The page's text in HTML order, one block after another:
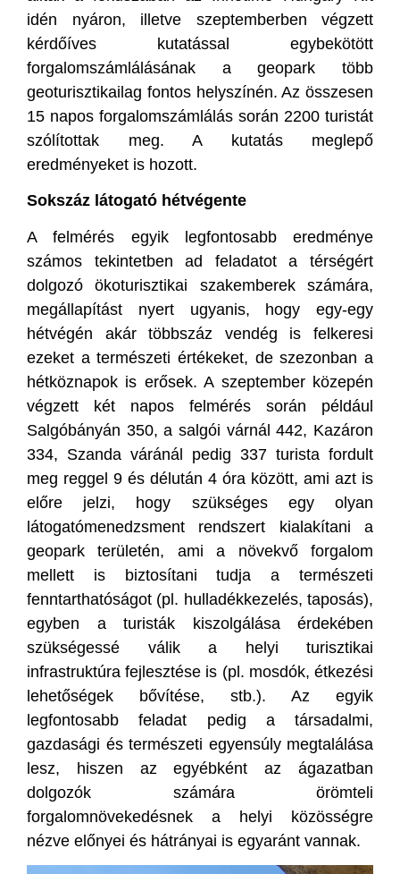
idén nyáron, illetve szeptemberben végzett
kérdőíves kutatással egybekötött
forgalomszámlálásának a geopark több
geoturisztikailag fontos helyszínén. Az összesen
15 napos forgalomszámlálás során 2200 turistát
szólítottak meg. A kutatás meglepő
eredményeket is hozott.
Sokszáz látogató hétvégente
A felmérés egyik legfontosabb eredménye
számos tekintetben ad feladatot a térségért
dolgozó ökoturisztikai szakemberek számára,
megállapítást nyert ugyanis, hogy egy-egy
hétvégén akár többszáz vendég is felkeresi
ezeket a természeti értékeket, de szezonban a
hétköznapok is erősek. A szeptember közepén
végzett két napos felmérés során például
Salgóbányán 350, a salgói várnál 442, Kazáron
334, Szanda váránál pedig 337 turista fordult
meg reggel 9 és délután 4 óra között, ami azt is
előre jelzi, hogy szükséges egy olyan
látogatómenedzsment rendszert kialakítani a
geopark területén, ami a növekvő forgalom
mellett is biztosítani tudja a természeti
fenntarthatóságot (pl. hulladékkezelés, taposás),
egyben a turisták kiszolgálása érdekében
szükségessé válik a helyi turisztikai
infrastruktúra fejlesztése is (pl. mosdók, étkezési
lehetőségek bővítése, stb.). Az egyik
legfontosabb feladat pedig a társadalmi,
gazdasági és természeti egyensúly megtalálása
lesz, hiszen az egyébként az ágazatban
dolgozók számára örömteli
forgalomnövekedésnek a helyi közösségre
nézve előnyei és hátrányai is egyaránt vannak.